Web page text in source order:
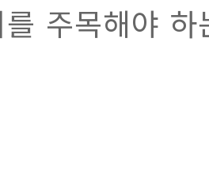
주목해야 하